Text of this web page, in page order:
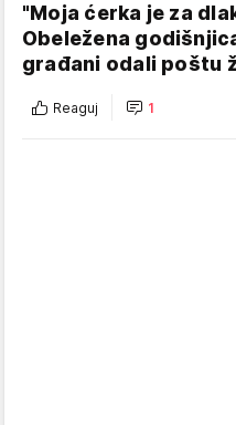
"Moja ćerka je za
Obeležena
građani odali poštu
Reaguj 1